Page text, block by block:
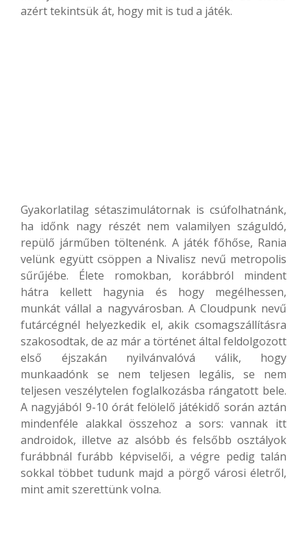
azért tekintsük át, hogy mit is tud a játék.
Gyakorlatilag sétaszimulátornak is csúfolhatnánk,
ha időnk nagy részét nem valamilyen száguldó,
repülő járműben töltenénk. A játék főhőse, Rania
velünk együtt csöppen a Nivalisz nevű metropolis
sűrűjébe. Élete romokban, korábbról mindent
hátra kellett hagynia és hogy megélhessen,
munkát vállal a nagyvárosban. A Cloudpunk nevű
futárcégnél helyezkedik el, akik csomagszállításra
szakosodtak, de az már a történet által feldolgozott
első éjszakán nyilvánvalóvá válik, hogy
munkaadónk se nem teljesen legális, se nem
teljesen veszélytelen foglalkozásba rángatott bele.
A nagyjából 9-10 órát felölelő játékidő során aztán
mindenféle alakkal összehoz a sors: vannak itt
androidok, illetve az alsóbb és felsőbb osztályok
furábbnál furább képviselői, a végre pedig talán
sokkal többet tudunk majd a pörgő városi életről,
mint amit szerettünk volna.